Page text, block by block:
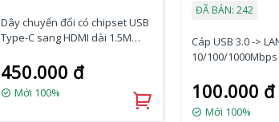
Dây chuyển đổi có chipset USB
Type-C sang HDMI dài 1.5M
450.000 đ
Mới 100%
ĐÃ BÁN: 242
Cáp USB 3.0 ->
10/100/1000Mbps
100.000 đ
Mới 100%